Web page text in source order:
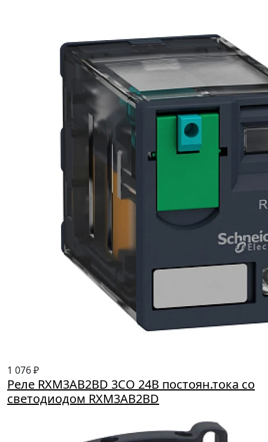
1 076 ₽
Реле RXM3AB2ВD 3CO 24B постоян.тока со
светодиодом RXM3AB2BD